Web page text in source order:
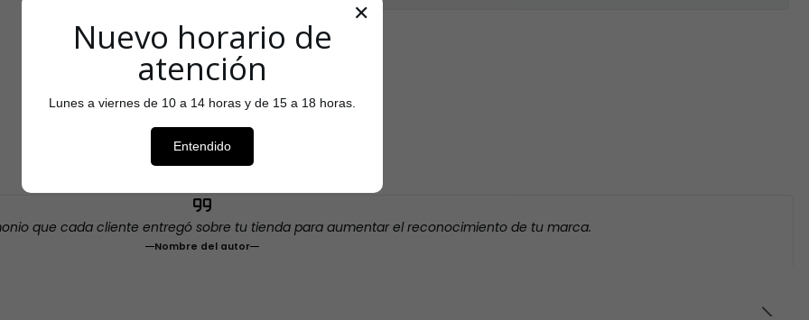
Testimonios
que cada cliente entregó sobre tu tienda para aumentar el reconocimiento de tu marca.
Nombre del autor
✕
Nuevo horario de
atención
Lunes a viernes de 10 a 14 horas y de 15 a 18 horas.
Entendido